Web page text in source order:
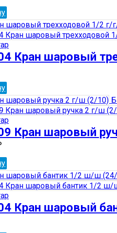
Кран шаровый
Кран шаровый
Кран шаровый